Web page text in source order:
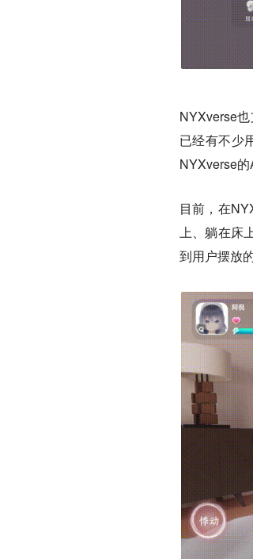
NYXverse
已经有不少
NYXverse
目前，在
上、躺在床
到用户摆放